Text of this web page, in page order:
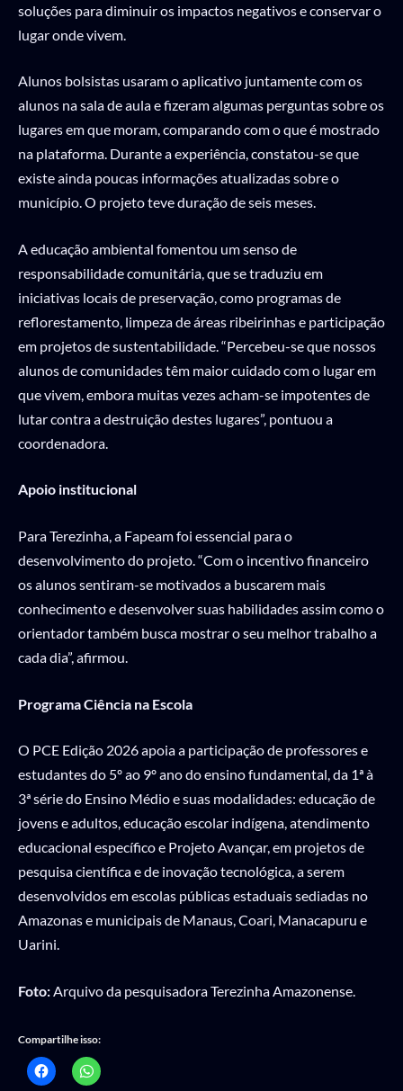
soluções para diminuir os impactos negativos e conservar o
lugar onde vivem.
Alunos bolsistas usaram o aplicativo juntamente com os
alunos na sala de aula e fizeram algumas perguntas sobre os
lugares em que moram, comparando com o que é mostrado
na plataforma. Durante a experiência, constatou-se que
existe ainda poucas informações atualizadas sobre o
município. O projeto teve duração de seis meses.
A educação ambiental fomentou um senso de
responsabilidade comunitária, que se traduziu em
iniciativas locais de preservação, como programas de
reflorestamento, limpeza de áreas ribeirinhas e participação
em projetos de sustentabilidade. “Percebeu-se que nossos
alunos de comunidades têm maior cuidado com o lugar em
que vivem, embora muitas vezes acham-se impotentes de
lutar contra a destruição destes lugares”, pontuou a
coordenadora.
Apoio institucional
Para Terezinha, a Fapeam foi essencial para o
desenvolvimento do projeto. “Com o incentivo financeiro
os alunos sentiram-se motivados a buscarem mais
conhecimento e desenvolver suas habilidades assim como o
orientador também busca mostrar o seu melhor trabalho a
cada dia”, afirmou.
Programa Ciência na Escola
O PCE Edição 2026 apoia a participação de professores e
estudantes do 5º ao 9º ano do ensino fundamental, da 1ª à
3ª série do Ensino Médio e suas modalidades: educação de
jovens e adultos, educação escolar indígena, atendimento
educacional específico e Projeto Avançar, em projetos de
pesquisa científica e de inovação tecnológica, a serem
desenvolvidos em escolas públicas estaduais sediadas no
Amazonas e municipais de Manaus, Coari, Manacapuru e
Uarini.
Foto:Arquivo da pesquisadora Terezinha Amazonense.
Compartilhe isso: